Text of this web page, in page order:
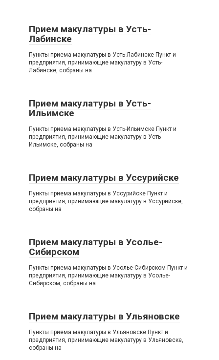
Прием макулатуры в Усть-
Лабинске
Пункты приема макулатуры в Усть-Лабинске Пункт и
предприятия, принимающие макулатуру в Усть-
Лабинске, собраны на
Прием макулатуры в Усть-
Ильимске
Пункты приема макулатуры в Усть-Ильимске Пункт и
предприятия, принимающие макулатуру в Усть-
Ильимске, собраны на
Прием макулатуры в Уссурийске
Пункты приема макулатуры в Уссурийске Пункт и
предприятия, принимающие макулатуру в Уссурийске,
собраны на
Прием макулатуры в Усолье-
Сибирском
Пункты приема макулатуры в Усолье-Сибирском Пункт и
предприятия, принимающие макулатуру в Усолье-
Сибирском, собраны на
Прием макулатуры в Ульяновске
Пункты приема макулатуры в Ульяновске Пункт и
предприятия, принимающие макулатуру в Ульяновске,
собраны на